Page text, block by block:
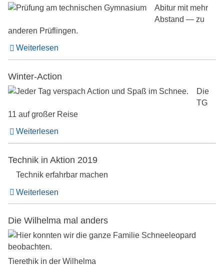
Abitur mit mehr
Abstand — zu
anderen Prüflingen.
Weiterlesen
Winter-Action
Die
TG
11 auf großer Reise
Weiterlesen
Technik in Aktion 2019
Technik erfahrbar machen
Weiterlesen
Die Wilhelma mal anders
Tierethik in der Wilhelma